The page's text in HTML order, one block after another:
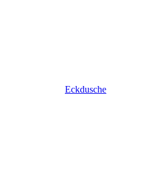
Eckdusche